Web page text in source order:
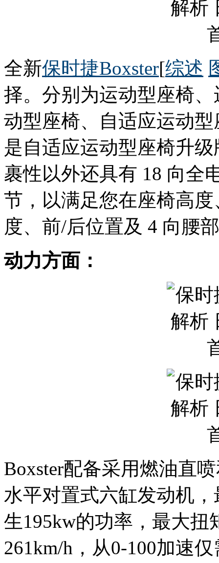
全新保时捷Boxster[综述
择。分别为运动型座椅
动型座椅、自适应运动
是自适应运动型座椅升
裹性以外还具有 18 向全
节，以满足您在座椅高
度、前/后位置及 4 向腰
动力方面：
Boxster配备采用燃油直
水平对置式六缸发动机
生195kw的功率，最大扭
261km/h，从0-100加速